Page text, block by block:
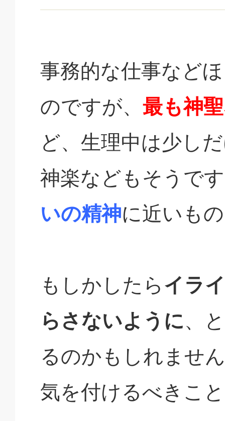
事務的な仕事など
のですが、 最も神
ど、生理中は少し
神楽などもそうで
いの精神に近いも
もしかしたら イラ
らさないように、
るのかもしれませ
気を付けるべきこ